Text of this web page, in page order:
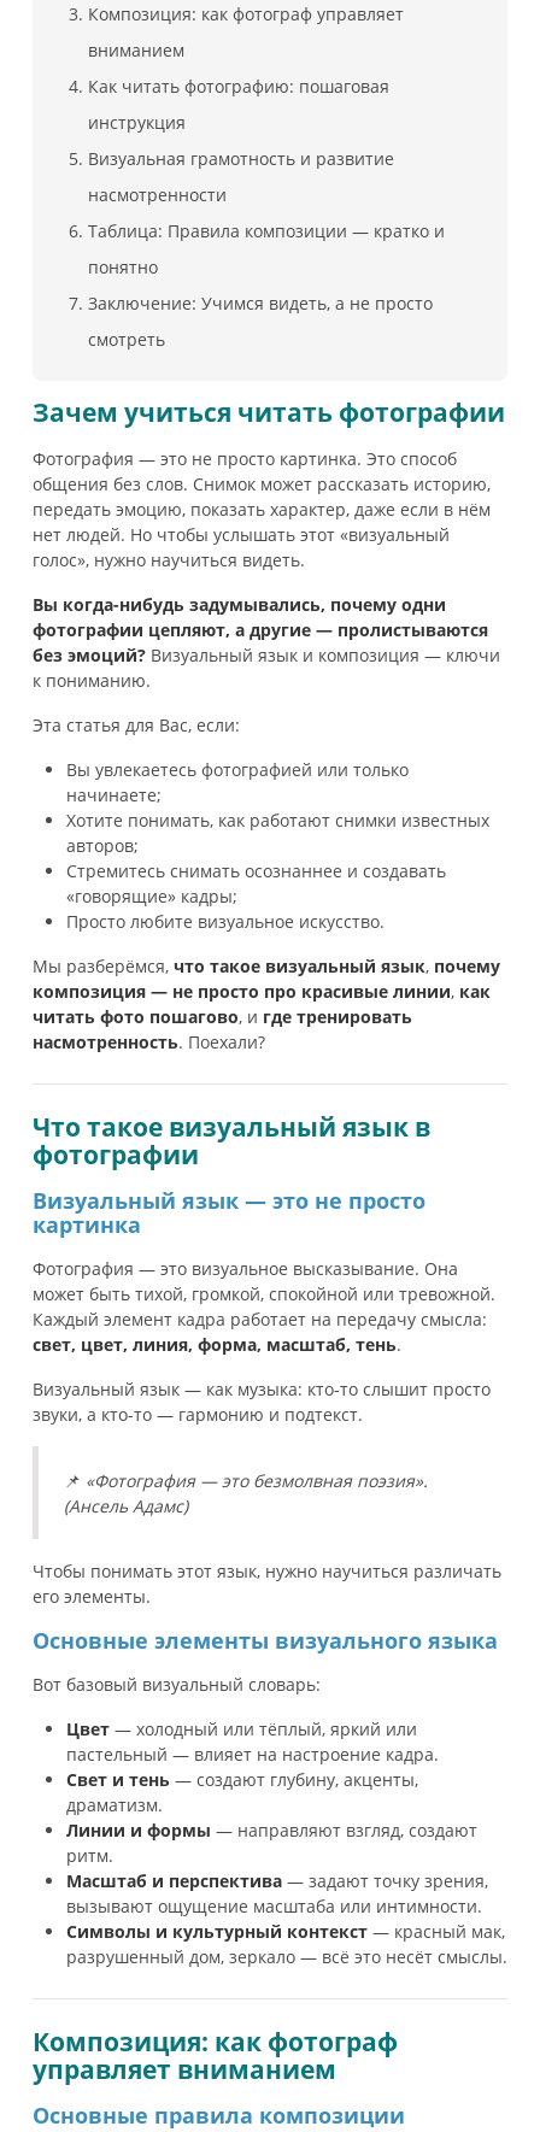
Композиция: как фотограф управляет
вниманием
Как читать фотографию: пошаговая
инструкция
Визуальная грамотность и развитие
насмотренности
Таблица: Правила композиции — кратко и
понятно
Заключение: Учимся видеть, а не просто
смотреть
Зачем учиться читать фотографии
Фотография — это не просто картинка. Это способ
общения без слов. Снимок может рассказать историю,
передать эмоцию, показать характер, даже если в нём
нет людей. Но чтобы услышать этот «визуальный
голос», нужно научиться видеть.
Вы когда-нибудь задумывались, почему одни
фотографии цепляют, а другие — пролистываются
без эмоций? Визуальный язык и композиция — ключи
к пониманию.
Эта статья для Вас, если:
Вы увлекаетесь фотографией или только
начинаете;
Хотите понимать, как работают снимки известных
авторов;
Стремитесь снимать осознаннее и создавать
«говорящие» кадры;
Просто любите визуальное искусство.
Мы разберёмся, что такое визуальный язык, почему
композиция — не просто про красивые линии, как
читать фото пошагово, и где тренировать
насмотренность. Поехали?
Что такое визуальный язык в
фотографии
Визуальный язык — это не просто
картинка
Фотография — это визуальное высказывание. Она
может быть тихой, громкой, спокойной или тревожной.
Каждый элемент кадра работает на передачу смысла:
свет, цвет, линия, форма, масштаб, тень.
Визуальный язык — как музыка: кто-то слышит просто
звуки, а кто-то — гармонию и подтекст.
📌 «Фотография — это безмолвная поэзия».
(Ансель Адамс)
Чтобы понимать этот язык, нужно научиться различать
его элементы.
Основные элементы визуального языка
Вот базовый визуальный словарь:
Цвет — холодный или тёплый, яркий или
пастельный — влияет на настроение кадра.
Свет и тень — создают глубину, акценты,
драматизм.
Линии и формы — направляют взгляд, создают
ритм.
Масштаб и перспектива — задают точку зрения,
вызывают ощущение масштаба или интимности.
Символы и культурный контекст — красный мак,
разрушенный дом, зеркало — всё это несёт смыслы.
Композиция: как фотограф
управляет вниманием
Основные правила композиции